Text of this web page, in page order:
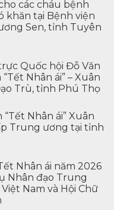
các cháu bệnh
khăn tại Bệnh viện
Sen, tỉnh Tuyên
Quốc hội Đỗ Văn
Nhân ái” – Xuân
Trù, tỉnh Phú Thọ
Nhân ái” Xuân
Trung ương tại tỉnh
Nhân ái năm 2026
Nhân đạo Trung
Nam và Hội Chữ